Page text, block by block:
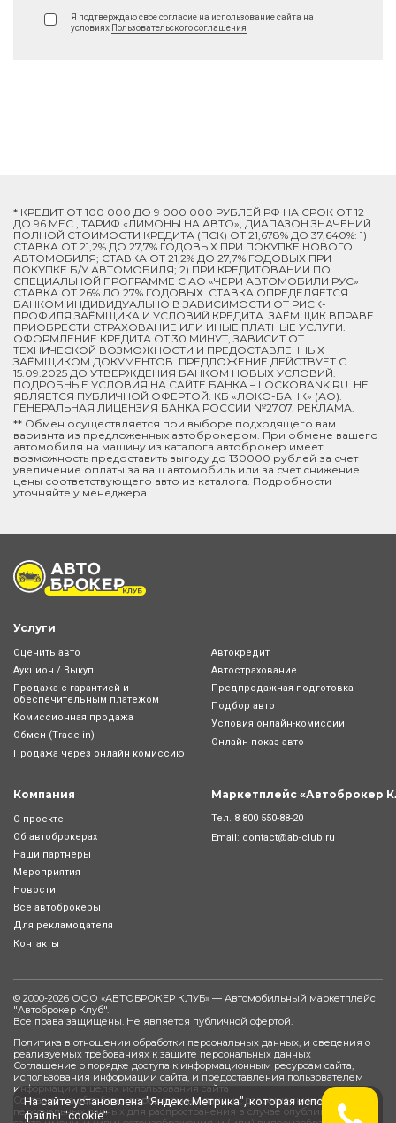
На сайте установлена "Яндекс.Метрика", которая использует
файлы "cookie"
Я подтверждаю свое согласие на использование сайта на
условиях Пользовательского соглашения
* КРЕДИТ ОТ 100 000 ДО 9 000 000 РУБЛЕЙ РФ НА СРОК ОТ 12
ДО 96 МЕС., ТАРИФ «ЛИМОНЫ НА АВТО», ДИАПАЗОН ЗНАЧЕНИЙ
ПОЛНОЙ СТОИМОСТИ КРЕДИТА (ПСК) ОТ 21,678% ДО 37,640%: 1)
СТАВКА ОТ 21,2% ДО 27,7% ГОДОВЫХ ПРИ ПОКУПКЕ НОВОГО
АВТОМОБИЛЯ; СТАВКА ОТ 21,2% ДО 27,7% ГОДОВЫХ ПРИ
ПОКУПКЕ Б/У АВТОМОБИЛЯ; 2) ПРИ КРЕДИТОВАНИИ ПО
СПЕЦИАЛЬНОЙ ПРОГРАММЕ C АО «ЧЕРИ АВТОМОБИЛИ РУС»
СТАВКА ОТ 26% ДО 27% ГОДОВЫХ. СТАВКА ОПРЕДЕЛЯЕТСЯ
БАНКОМ ИНДИВИДУАЛЬНО В ЗАВИСИМОСТИ ОТ РИСК-
ПРОФИЛЯ ЗАЁМЩИКА И УСЛОВИЙ КРЕДИТА. ЗАЁМЩИК ВПРАВЕ
ПРИОБРЕСТИ СТРАХОВАНИЕ ИЛИ ИНЫЕ ПЛАТНЫЕ УСЛУГИ.
ОФОРМЛЕНИЕ КРЕДИТА ОТ 30 МИНУТ, ЗАВИСИТ ОТ
ТЕХНИЧЕСКОЙ ВОЗМОЖНОСТИ И ПРЕДОСТАВЛЕННЫХ
ЗАЁМЩИКОМ ДОКУМЕНТОВ. ПРЕДЛОЖЕНИЕ ДЕЙСТВУЕТ С
15.09.2025 ДО УТВЕРЖДЕНИЯ БАНКОМ НОВЫХ УСЛОВИЙ.
ПОДРОБНЫЕ УСЛОВИЯ НА САЙТЕ БАНКА – LOCKOBANK.RU. НЕ
ЯВЛЯЕТСЯ ПУБЛИЧНОЙ ОФЕРТОЙ. КБ «ЛОКО-БАНК» (АО).
ГЕНЕРАЛЬНАЯ ЛИЦЕНЗИЯ БАНКА РОССИИ №2707. РЕКЛАМА.
** Обмен осуществляется при выборе подходящего вам
варианта из предложенных автоброкером. При обмене вашего
автомобиля на машину из каталога автоброкер имеет
возможность предоставить выгоду до 130000 рублей за счет
увеличение оплаты за ваш автомобиль или за счет снижение
цены соответствующего авто из каталога. Подробности
уточняйте у менеджера.
Услуги
Оценить авто
Аукцион / Выкуп
Продажа с гарантией и
обеспечительным платежом
Комиссионная продажа
Обмен (Trade-in)
Продажа через онлайн комиссию
Автокредит
Автострахование
Предпродажная подготовка
Подбор авто
Условия онлайн-комиcсии
Онлайн показ авто
Компания
О проекте
Об автоброкерах
Наши партнеры
Мероприятия
Новости
Все автоброкеры
Для рекламодателя
Контакты
Маркетплейс «Автоброкер
Тел. 8 800 550-88-20
Email: contact@ab-club.ru
© 2000-2026 ООО «АВТОБРОКЕР КЛУБ» — Автомобильный маркетплейс
"Автоброкер Клуб".
Все права защищены. Не является публичной офертой.
Политика в отношении обработки персональных данных, и сведения о
реализуемых требованиях к защите персональных данных
Соглашение о порядке доступа к информационным ресурсам сайта,
использования информации сайта, и предоставления пользователем
информации в целях использования сайта
Согласие на обработку персональных данных, разрешенных субъектом
персональных данных для распространения в случае опубликования на